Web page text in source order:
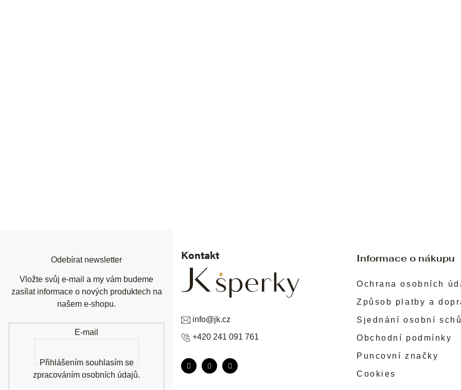
Informace o nákupu
Ochrana osobních
Způsob platby a
Sjednání osobní
Obchodní podmínky
Puncovní značky
Cookies
Kontakt
info@jk.cz
+420 241 091 761
Odebírat newsletter
Vložte svůj e-mail a my vám budeme
zasílat informace o nových produktech na
našem e-shopu.
E-mail
Přihlášením souhlasím se
zpracováním osobních údajů.